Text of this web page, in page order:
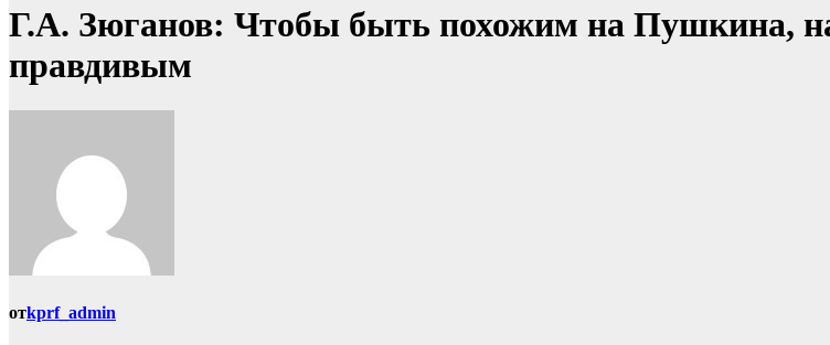
Г.А. Зюганов: Чтобы быть похожим на Пушкина,
правдивым
отkprf_admin